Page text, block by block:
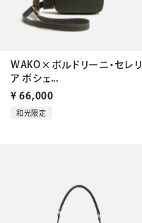
WAKO×ボルドリーニ・セレリ
ア ポシェ...
¥ 66,000
和光限定